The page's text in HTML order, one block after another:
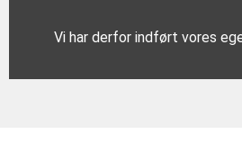
Vi har derfor indført vores